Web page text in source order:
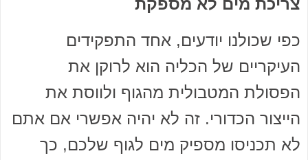
צריכת מים לא מספקת
כפי שכולנו יודעים, אחד התפקידים
העיקריים של הכליה הוא לרוקן את
הפסולת המטבולית מהגוף ולווסת את
הייצור הכדורי. זה לא יהיה אפשרי אם אתם
לא תכניסו מספיק מים לגוף שלכם, כך